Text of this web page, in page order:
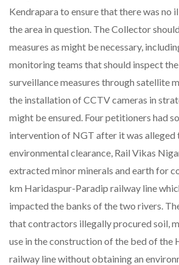
Kendrapara to ensure that there was no
the area in question. The Collector
measures as might be necessary,
monitoring teams that should inspect
surveillance measures through satellite
the installation of CCTV cameras in
might be ensured. Four petitioners had
intervention of NGT after it was
environmental clearance, Rail Vikas
extracted minor minerals and earth for
km Haridaspur-Paradip railway line
impacted the banks of the two rivers.
that contractors illegally procured soil,
use in the construction of the bed of the
railway line without obtaining an